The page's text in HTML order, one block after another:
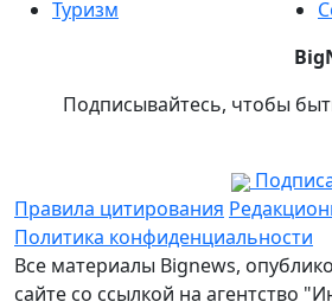
Туризм
Подписывайтесь, чтобы
Правила цитирования
Политика конфиденциальности
Все материалы Bignews,
сайте со ссылкой на агентство